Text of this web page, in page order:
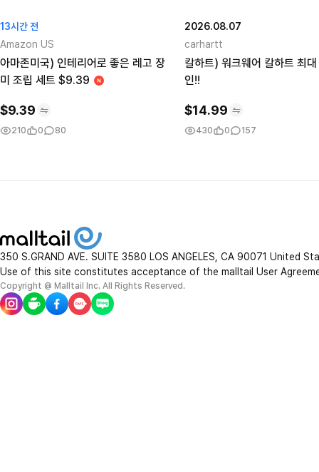
13시간 전
Amazon US
아마존미국) 인테리어로 좋은 레고 장
미 조립 세트 $9.39
$9.39
210 0 80
2026.08.07
carhartt
칼하트) 워크웨어 칼하트 최
인!!
$14.99
430 0 157
350 S.GRAND AVE. SUITE 3580 LOS ANGELES, CA 90071 United
Use of this site constitutes acceptance of the malltail User
Copyright @ Malltail Inc. All Rights Reserved.